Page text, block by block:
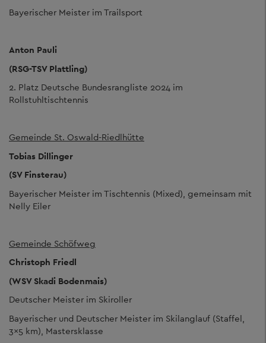
Bayerischer Meister im Trailsport
Anton Pauli
(RSG-TSV Plattling)
2. Platz Deutsche Bundesrangliste 2024 im
Rollstuhltischtennis
Gemeinde St. Oswald-Riedlhütte
Tobias Dillinger
(SV Finsterau)
Bayerischer Meister im Tischtennis (Mixed), gemeinsam mit
Nelly Eiler
Gemeinde Schöfweg
Christoph Friedl
(WSV Skadi Bodenmais)
Deutscher Meister im Skiroller
Bayerischer und Deutscher Meister im Skilanglauf (Staffel,
3x5 km), Mastersklasse